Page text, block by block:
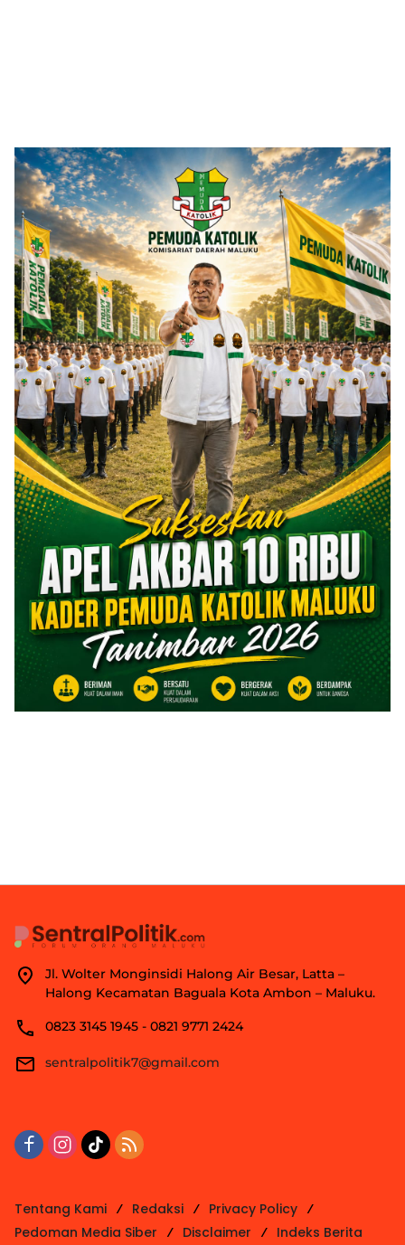
Jl. Wolter Monginsidi Halong Air Besar, Latta –
Halong Kecamatan Baguala Kota Ambon – Maluku.
0823 3145 1945 - 0821 9771 2424
sentralpolitik7@gmail.com
Tentang Kami Redaksi
Privacy Policy
Pedoman Media Siber
Disclaimer Indeks Berita